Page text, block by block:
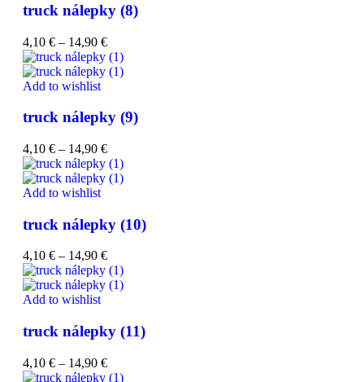
truck nálepky (8)
4,10 € – 14,90 €
Add to wishlist
truck nálepky (9)
4,10 € – 14,90 €
Add to wishlist
truck nálepky (10)
4,10 € – 14,90 €
Add to wishlist
truck nálepky (11)
4,10 € – 14,90 €